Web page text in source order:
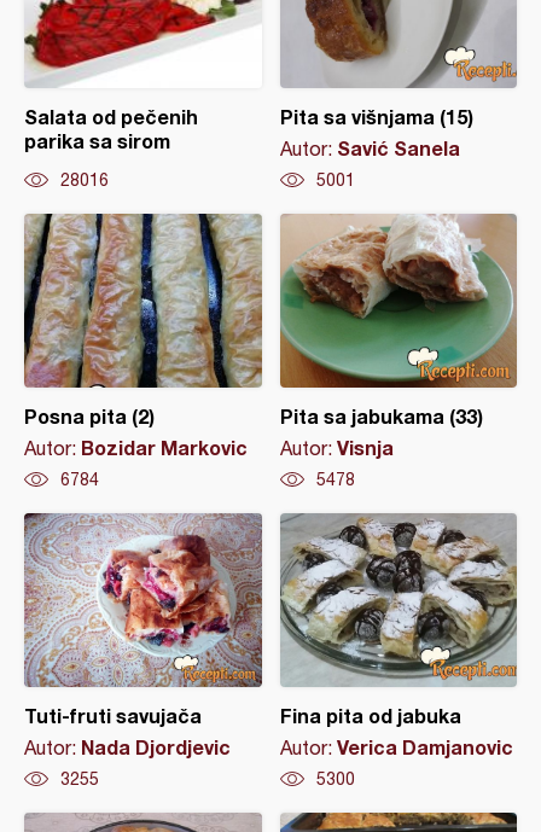
Salata od pečenih
parika sa sirom
28016
Pita sa višnjama (15)
Autor: Savić Sanela
5001
Posna pita (2)
Autor: Bozidar Markovic
6784
Pita sa jabukama (33)
Autor: Visnja
5478
Tuti-fruti savujača
Autor: Nada Djordjevic
3255
Fina pita od jabuka
Autor: Verica Damjanovic
5300